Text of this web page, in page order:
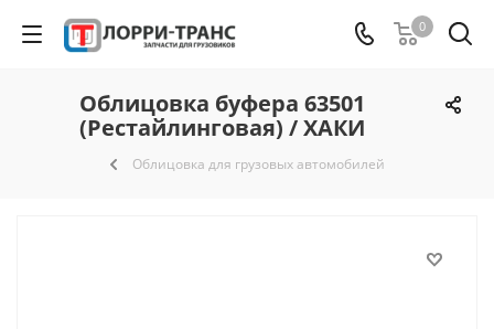
0
Облицовка буфера 63501
(Рестайлинговая) / ХАКИ
Облицовка для грузовых автомобилей